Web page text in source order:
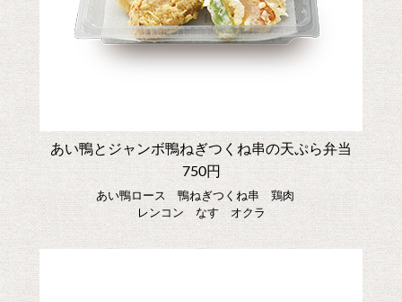
あい鴨とジャンボ鴨ねぎつくね串の天ぷら弁当
750円
あい鴨ロース 鴨ねぎつくね串 鶏肉
レンコン なす オクラ